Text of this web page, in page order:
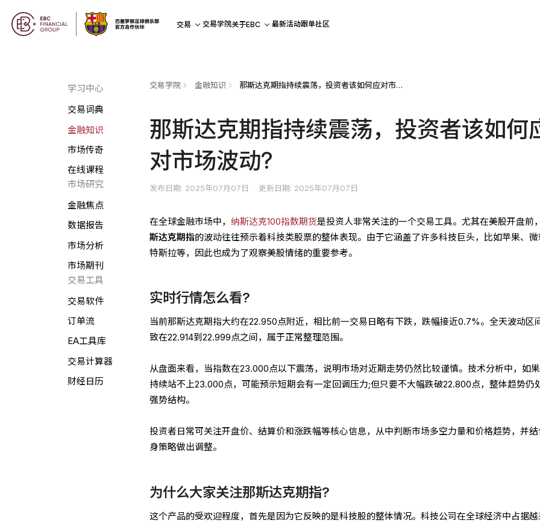
交易 交易学院关于EBC 最新活动跟单社区
学习中心
交易词典
金融知识
市场传奇
在线课程
市场研究
金融焦点
数据报告
市场分析
市场期刊
交易工具
交易软件
订单流
EA工具库
交易计算器
财经日历
交易学院 金融知识 那斯达克期指持续震荡，投资者该如何应对市场波动?
那斯达克期指持续震荡，投资者该如何
对市场波动?
发布日期: 2025年07月07日 更新日期: 2025年07月07日
在全球金融市场中，纳斯达克100指数期货是投资人非常关注的一个交易工具。尤其在美股开盘前
斯达克期指的波动往往预示着科技类股票的整体表现。由于它涵盖了许多科技巨头，比如苹果、
特斯拉等，因此也成为了观察美股情绪的重要参考。
实时行情怎么看?
当前那斯达克期指大约在22.950点附近，相比前一交易日略有下跌，跌幅接近0.7%。全天波动区
致在22.914到22.999点之间，属于正常整理范围。
从盘面来看，当指数在23.000点以下震荡，说明市场对近期走势仍然比较谨慎。技术分析中，如
持续站不上23.000点，可能预示短期会有一定回调压力;但只要不大幅跌破22.800点，整体趋势仍
强势结构。
投资者日常可关注开盘价、结算价和涨跌幅等核心信息，从中判断市场多空力量和价格趋势，并
身策略做出调整。
为什么大家关注那斯达克期指?
这个产品的受欢迎程度，首先是因为它反映的是科技股的整体情况。科技公司在全球经济中占据